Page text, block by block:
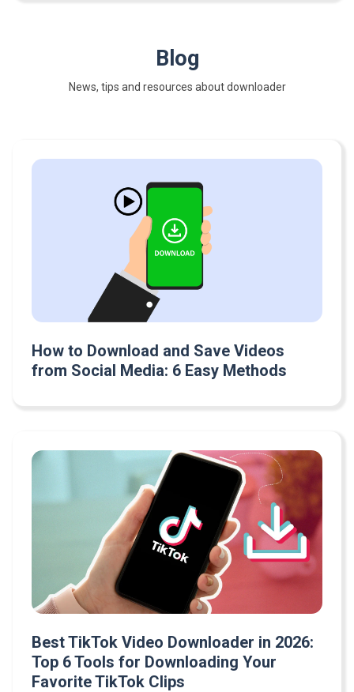
Blog
News, tips and resources about downloader
How to Download and Save Videos
from Social Media: 6 Easy Methods
Best TikTok Video Downloader in 2026:
Top 6 Tools for Downloading Your
Favorite TikTok Clips